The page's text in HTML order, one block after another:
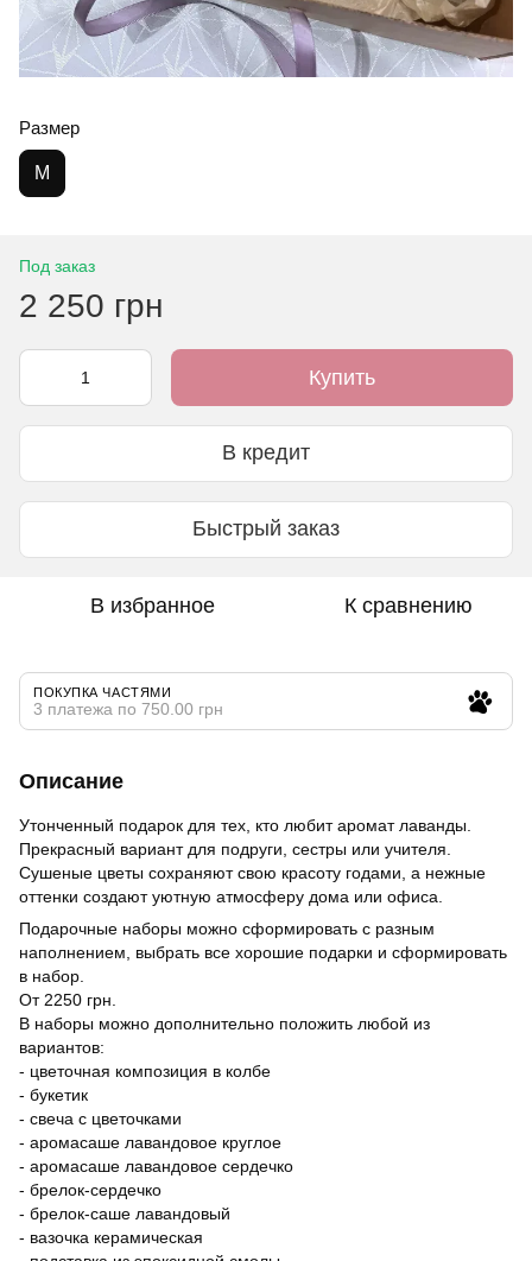
Размер
M
Под заказ
2 250 грн
Купить
В кредит
Быстрый заказ
В избранное К сравнению
ПОКУПКА ЧАСТЯМИ
3 платежа по 750.00 грн
Описание
Утонченный подарок для тех, кто любит аромат лаванды.
Прекрасный вариант для подруги, сестры или учителя.
Сушеные цветы сохраняют свою красоту годами, а нежные
оттенки создают уютную атмосферу дома или офиса.
Подарочные наборы можно сформировать с разным
наполнением, выбрать все хорошие подарки и сформировать
в набор.
От 2250 грн.
В наборы можно дополнительно положить любой из
вариантов:
- цветочная композиция в колбе
- букетик
- свеча с цветочками
- аромасаше лавандовое круглое
- аромасаше лавандовое сердечко
- брелок-сердечко
- брелок-саше лавандовый
- вазочка керамическая